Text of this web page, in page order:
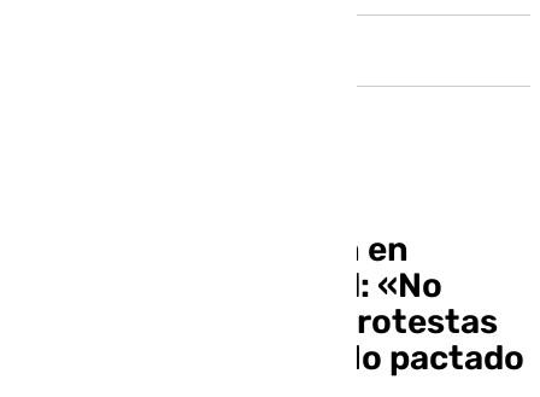
Nueva concentración en
Málaga por la sanidad: «No
abandonaremos las protestas
hasta que se cumpla lo pactado